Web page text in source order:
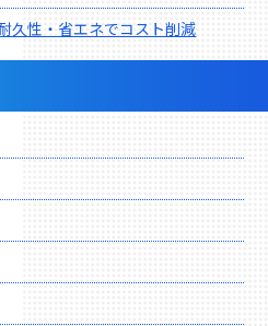
久性・省エネでコスト削減